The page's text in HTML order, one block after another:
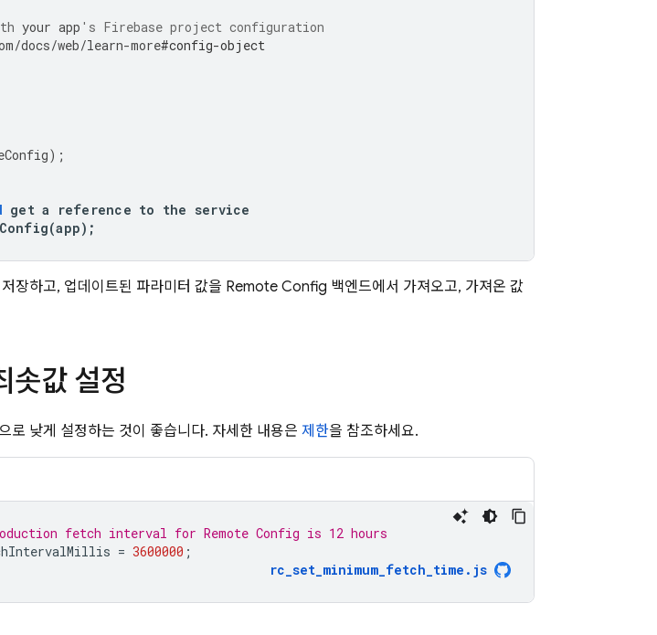
your app 's Firebase project configuration
/docs/web/learn-more#config-object
);
get a reference to the service
(app);
장하고, 업데이트된 파라미터 값을 Remote Config 백엔드에서 가져오고, 가져온 값
솟값 설정
로 낮게 설정하는 것이 좋습니다. 자세한 내용은 제한을 참조하세요.
fetch interval for Remote Config is 12 hours
= 3600000 ;
rc_set_minimum_fetch_time . js